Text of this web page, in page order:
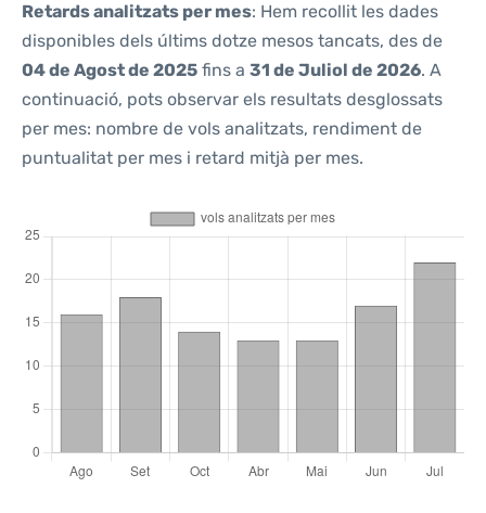
Retards analitzats per mes: Hem recollit les dades
disponibles dels últims dotze mesos tancats, des de
04 de Agost de 2025 fins a 31 de Juliol de 2026. A
continuació, pots observar els resultats desglossats
per mes: nombre de vols analitzats, rendiment de
puntualitat per mes i retard mitjà per mes.